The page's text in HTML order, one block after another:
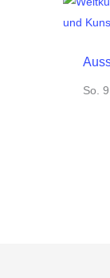
So.